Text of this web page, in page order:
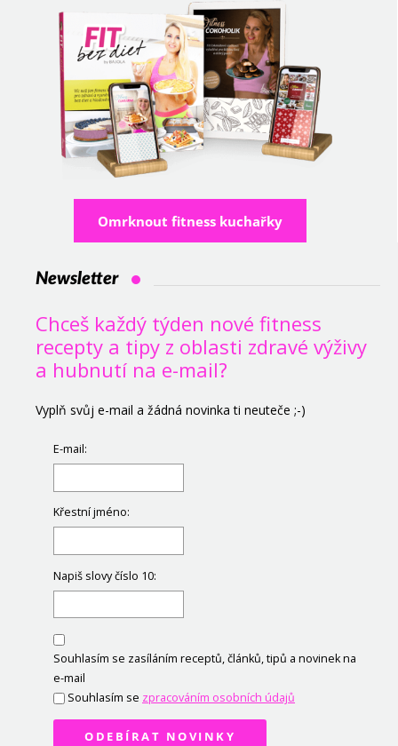
Omrknout fitness kuchařky
Newsletter
Chceš každý týden nové fitness
recepty a tipy z oblasti zdravé výživy
a hubnutí na e-mail?
Vyplň svůj e-mail a žádná novinka ti neuteče ;-)
E-mail:
Křestní jméno:
Napiš slovy číslo 10:
Souhlasím se zasíláním receptů, článků, tipů a novinek na
e-mail
Souhlasím se zpracováním osobních údajů
ODEBÍRAT NOVINKY